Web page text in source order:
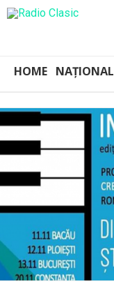
HOME NAȚIONAL